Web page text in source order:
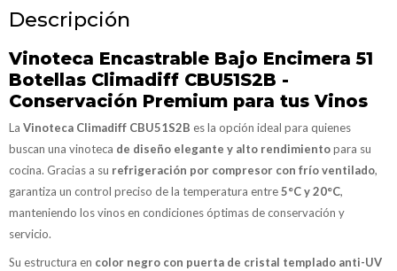
Descripción
Vinoteca Encastrable Bajo Encimera 51
Botellas Climadiff CBU51S2B -
Conservación Premium para tus Vinos
La Vinoteca Climadiff CBU51S2B es la opción ideal para quienes
buscan una vinoteca de diseño elegante y alto rendimientopara su
cocina. Gracias a su refrigeración por compresor con frío ventilado,
garantiza un control preciso de la temperatura entre5°C y 20°C,
manteniendo los vinos en condiciones óptimas de conservación y
servicio.
Su estructura en color negro con puerta de cristal templado anti-UV